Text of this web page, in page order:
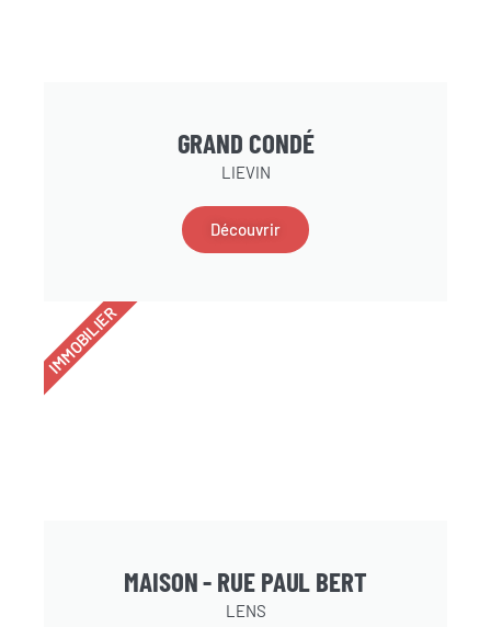
GRAND CONDÉ
LIEVIN
Découvrir
MAISON - RUE PAUL BERT
LENS
IMMOBILIER